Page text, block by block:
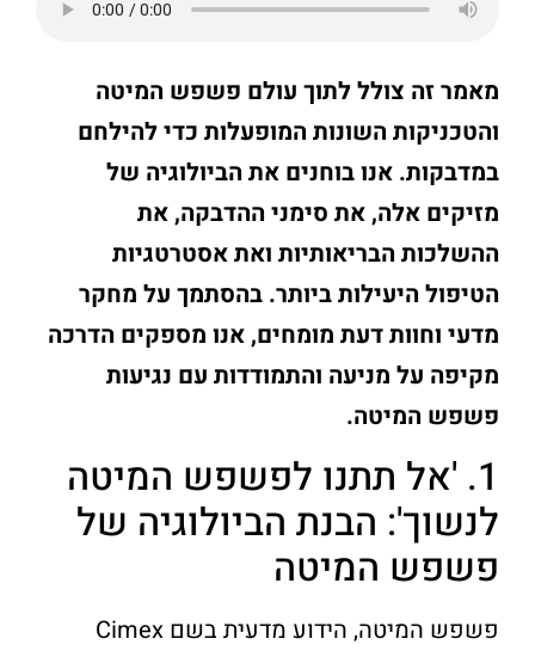
מאמר זה צולל לתוך עולם פשפש המיטה
והטכניקות השונות המופעלות כדי להילחם
במדבקות. אנו בוחנים את הביולוגיה של
מזיקים אלה, את סימני ההדבקה, את
ההשלכות הבריאותיות ואת אסטרטגיות
הטיפול היעילות ביותר. בהסתמך על מחקר
מדעי וחוות דעת מומחים, אנו מספקים הדרכה
מקיפה על מניעה והתמודדות עם נגיעות
פשפש המיטה.
1. 'אל תתנו לפשפש המיטה
לנשוך': הבנת הביולוגיה של
פשפש המיטה
פשפש המיטה, הידוע מדעית בשם Cimex